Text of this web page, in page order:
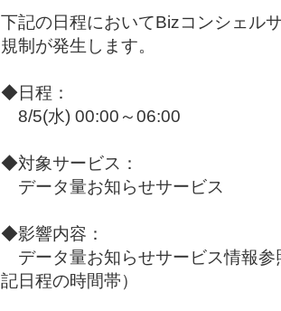
下記の日程においてBizコンシェル
規制が発生します。
◆日程：
8/5(水) 00:00～06:00
◆対象サービス：
データ量お知らせサービス
◆影響内容：
データ量お知らせサービス情
記日程の時間帯）